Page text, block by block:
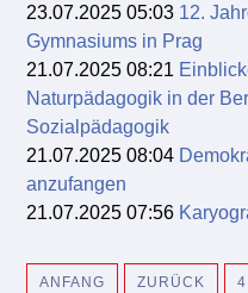
23.07.2025 05:03 12.
Gymnasiums in Prag
21.07.2025 08:21
Naturpädagogik in der
Sozialpädagogik
21.07.2025 08:04
anzufangen
21.07.2025 07:56
ANFANG ZURÜCK 4